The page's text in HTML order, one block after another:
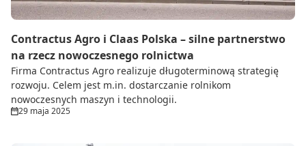
Contractus Agro i Claas Polska – silne partnerstwo
na rzecz nowoczesnego rolnictwa
Firma Contractus Agro realizuje długoterminową strategię
rozwoju. Celem jest m.in. dostarczanie rolnikom
nowoczesnych maszyn i technologii.
29 maja 2025